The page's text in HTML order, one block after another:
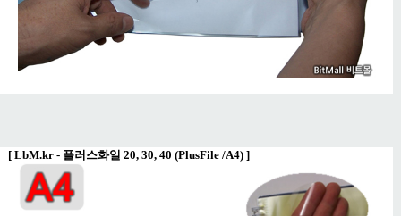
[ LbM.kr - 플러스화일 20, 30, 40 (PlusFile /A4) ]